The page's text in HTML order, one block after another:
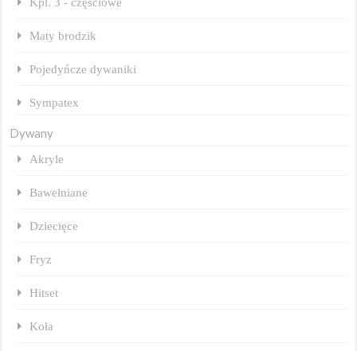
Maty brodzik
Pojedyńcze dywaniki
Sympatex
Dywany
Akryle
Bawełniane
Dziecięce
Fryz
Hitset
Koła